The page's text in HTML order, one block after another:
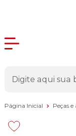
Página Inicial Peças e